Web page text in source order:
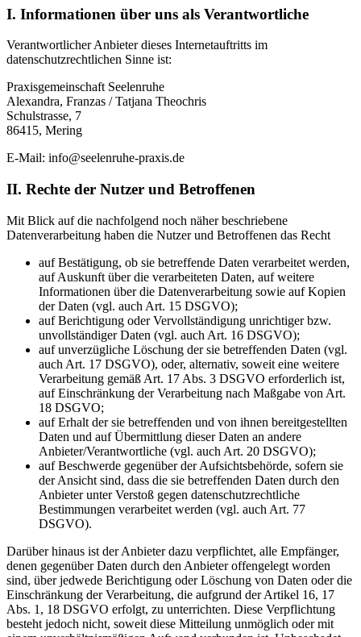
I. Informationen über uns als Verantwortliche
Verantwortlicher Anbieter dieses Internetauftritts im
datenschutzrechtlichen Sinne ist:
Praxisgemeinschaft Seelenruhe
Alexandra, Franzas / Tatjana Theochris
Schulstrasse, 7
86415, Mering
E-Mail: info@seelenruhe-praxis.de
II. Rechte der Nutzer und Betroffenen
Mit Blick auf die nachfolgend noch näher beschriebene
Datenverarbeitung haben die Nutzer und Betroffenen das Recht
auf Bestätigung, ob sie betreffende Daten verarbeitet werden,
auf Auskunft über die verarbeiteten Daten, auf weitere
Informationen über die Datenverarbeitung sowie auf Kopien
der Daten (vgl. auch Art. 15 DSGVO);
auf Berichtigung oder Vervollständigung unrichtiger bzw.
unvollständiger Daten (vgl. auch Art. 16 DSGVO);
auf unverzügliche Löschung der sie betreffenden Daten (vgl.
auch Art. 17 DSGVO), oder, alternativ, soweit eine weitere
Verarbeitung gemäß Art. 17 Abs. 3 DSGVO erforderlich ist,
auf Einschränkung der Verarbeitung nach Maßgabe von Art.
18 DSGVO;
auf Erhalt der sie betreffenden und von ihnen bereitgestellten
Daten und auf Übermittlung dieser Daten an andere
Anbieter/Verantwortliche (vgl. auch Art. 20 DSGVO);
auf Beschwerde gegenüber der Aufsichtsbehörde, sofern sie
der Ansicht sind, dass die sie betreffenden Daten durch den
Anbieter unter Verstoß gegen datenschutzrechtliche
Bestimmungen verarbeitet werden (vgl. auch Art. 77
DSGVO).
Darüber hinaus ist der Anbieter dazu verpflichtet, alle Empfänger,
denen gegenüber Daten durch den Anbieter offengelegt worden
sind, über jedwede Berichtigung oder Löschung von Daten oder die
Einschränkung der Verarbeitung, die aufgrund der Artikel 16, 17
Abs. 1, 18 DSGVO erfolgt, zu unterrichten. Diese Verpflichtung
besteht jedoch nicht, soweit diese Mitteilung unmöglich oder mit